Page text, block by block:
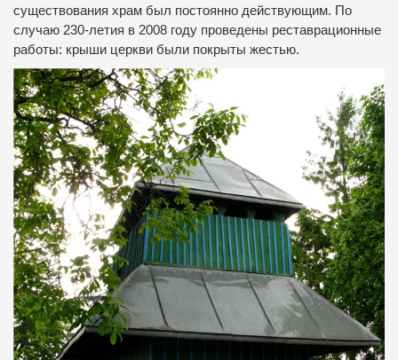
существования храм был постоянно действующим. По
случаю 230-летия в 2008 году проведены реставрационные
работы: крыши церкви были покрыты жестью.